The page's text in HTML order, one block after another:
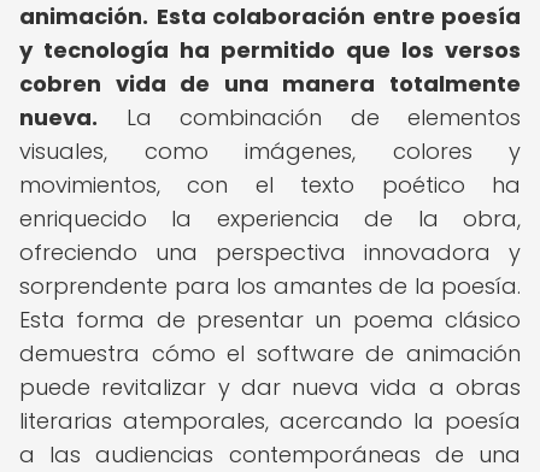
animación. Esta colaboración entre poesía
y tecnología ha permitido que los versos
cobren vida de una manera totalmente
nueva. La combinación de elementos
visuales, como imágenes, colores y
movimientos, con el texto poético ha
enriquecido la experiencia de la obra,
ofreciendo una perspectiva innovadora y
sorprendente para los amantes de la poesía.
Esta forma de presentar un poema clásico
demuestra cómo el software de animación
puede revitalizar y dar nueva vida a obras
literarias atemporales, acercando la poesía
a las audiencias contemporáneas de una